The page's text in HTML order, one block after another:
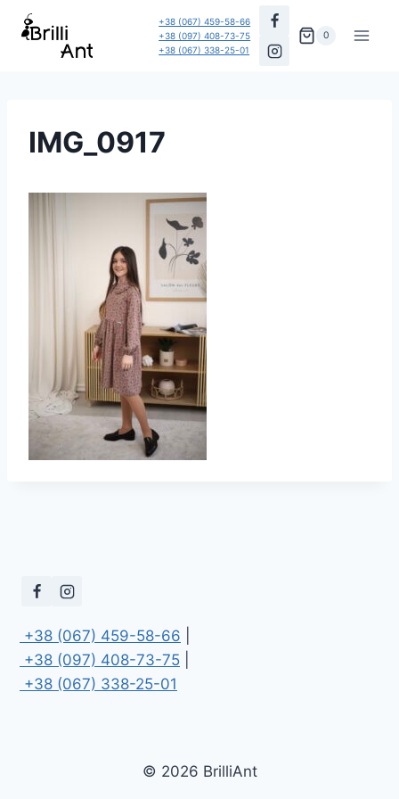
Перейти
+38 (067) 459-58-66
+38 (097) 408-73-75
+38 (067) 338-25-01
0
IMG_0917
+38 (067) 459-58-66
+38 (097) 408-73-75
+38 (067) 338-25-01
© 2026 BrilliAnt